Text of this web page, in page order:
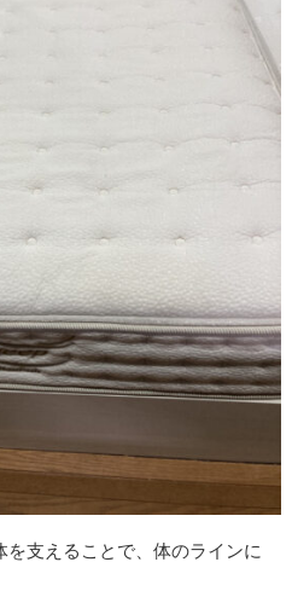
支えることで、体のラインに